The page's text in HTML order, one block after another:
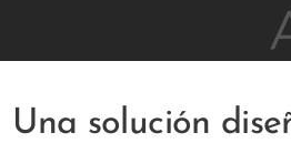
Una solución